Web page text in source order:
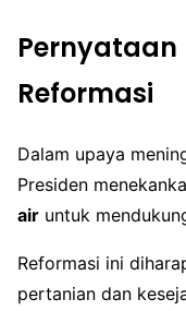
Pernyataan
Reformasi
Dalam upaya
Presiden
air untuk
Reformasi ini
pertanian dan